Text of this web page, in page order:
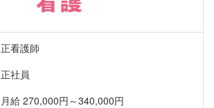
正看護師
正社員
月給 270,000円～340,000円